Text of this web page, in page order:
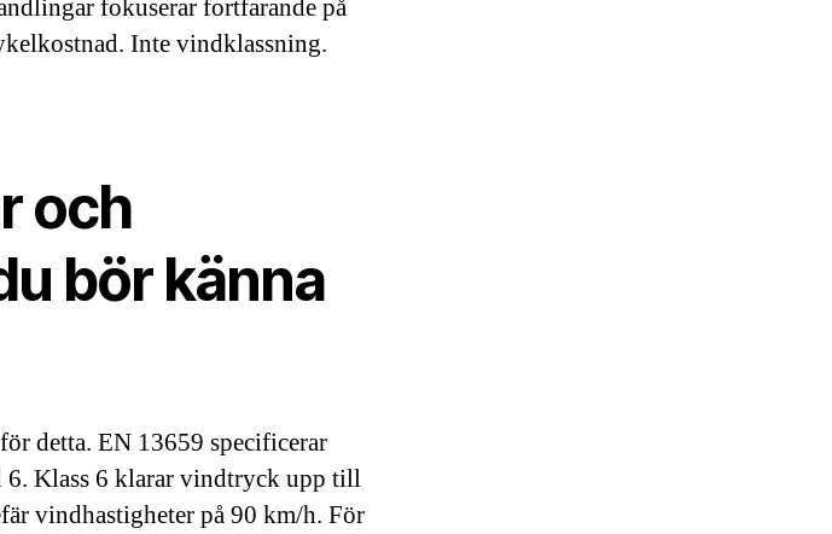
fokuserar fortfarande på
Inte vindklassning.
och
bör känna
detta. EN 13659 specificerar
Klass 6 klarar vindtryck upp till
vindhastigheter på 90 km/h. För